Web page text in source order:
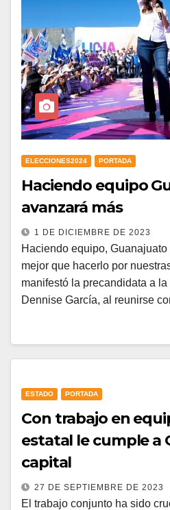
ELECCIONES2024 PORTADA
Haciendo equipo
avanzará más
1 DE DICIEMBRE DE 2023
Haciendo equipo,
mejor que hacerlo por
manifestó la precandidata a
Dennise García, al reunirse
ESTADO PORTADA
Con trabajo en
estatal le cumple a
capital
27 DE SEPTIEMBRE DE 2023
El trabajo conjunto ha sido